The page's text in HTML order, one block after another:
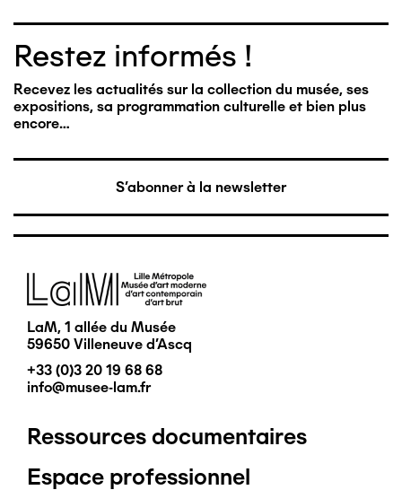
Restez informés !
Recevez les actualités sur la collection du musée, ses
expositions, sa programmation culturelle et bien plus
encore…
S'abonner à la newsletter
Image
LaM, 1 allée du Musée
59650 Villeneuve d'Ascq
+33 (0)3 20 19 68 68
info@musee-lam.fr
Pied
Ressources documentaires
Espace professionnel